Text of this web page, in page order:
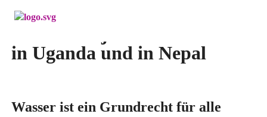
in Uganda und in Nepal
Wasser ist ein Grundrecht für alle